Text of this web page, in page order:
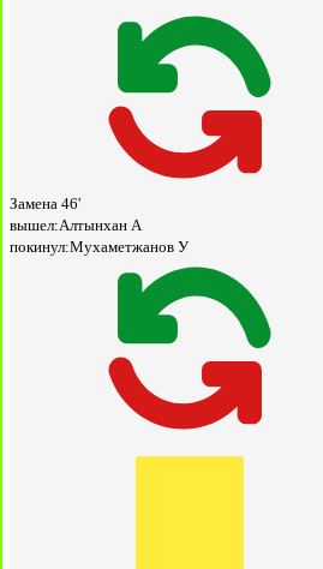
Замена 46'
вышел:Алтынхан А
покинул:Мухаметжанов У